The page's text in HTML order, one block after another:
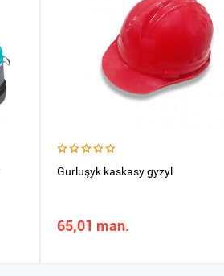
Gurluşyk kaskasy gyzyl
65,01 man.